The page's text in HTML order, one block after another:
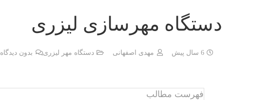
دستگاه مهرسازی لیزری
6 سال پیش مهدی اصفهانی دستگاه مهر لیزری بدون دیدگاه
فهرست مطالب